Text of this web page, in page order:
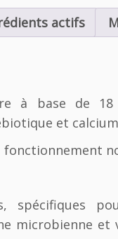
actifs
à base de
et
spécifiques
microbienne et